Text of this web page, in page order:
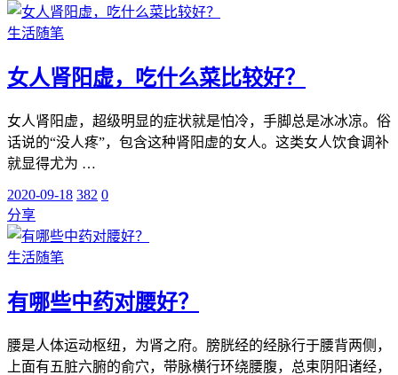
生活随笔
女人肾阳虚，吃什么菜比较好？
女人肾阳虚，超级明显的症状就是怕冷，手脚总是冰冰凉。俗
话说的“没人疼”，包含这种肾阳虚的女人。这类女人饮食调补
就显得尤为 …
2020-09-18 382 0
分享
生活随笔
有哪些中药对腰好？
腰是人体运动枢纽，为肾之府。膀胱经的经脉行于腰背两侧，
上面有五脏六腑的俞穴，带脉横行环绕腰腹，总束阴阳诸经，